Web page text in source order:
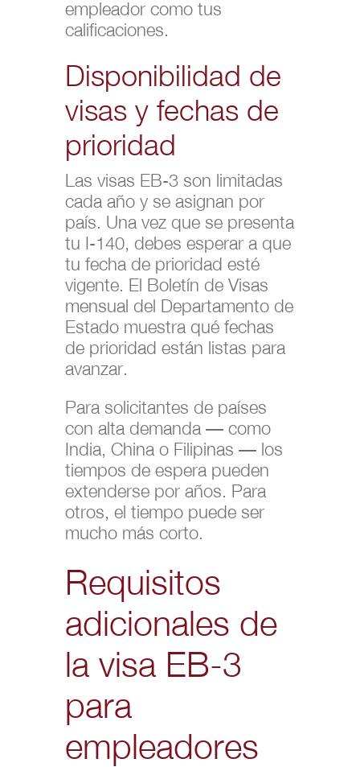
empleador como tus
calificaciones.
Disponibilidad de
visas y fechas de
prioridad
Las visas EB-3 son limitadas
cada año y se asignan por
país. Una vez que se presenta
tu I-140, debes esperar a que
tu fecha de prioridad esté
vigente. El Boletín de Visas
mensual del Departamento de
Estado muestra qué fechas
de prioridad están listas para
avanzar.
Para solicitantes de países
con alta demanda — como
India, China o Filipinas — los
tiempos de espera pueden
extenderse por años. Para
otros, el tiempo puede ser
mucho más corto.
Requisitos
adicionales de
la visa EB-3
para
empleadores